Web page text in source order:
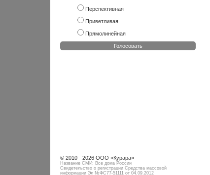
Перспективная
Приветливая
Прямолинейная
Голосовать
© 2010 - 2026 ООО «Курара»
Название СМИ: Все дома России
Свидетельство о регистрации Средства массовой
информации Эл №ФC77-51111 от 04.09.2012